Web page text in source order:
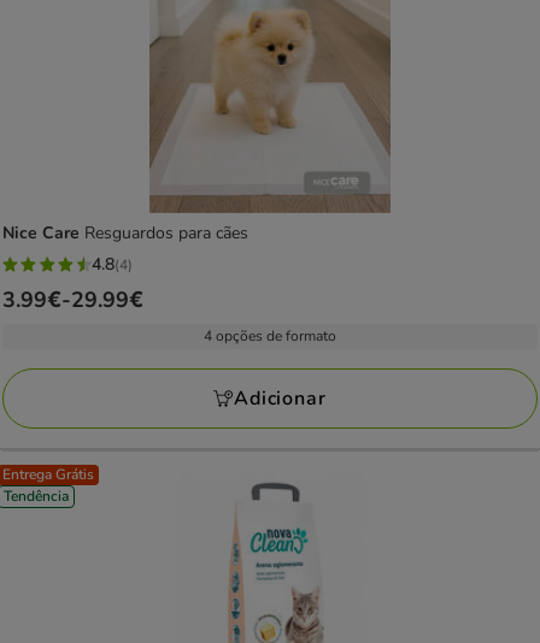
Nice Care Resguardos para cães
4.8
estrelas
avaliações
4.8(4)
Preço
a
29.99€
3.99€-29.99€
4 opções de formato
Adicionar
Entrega Grátis
Tendência